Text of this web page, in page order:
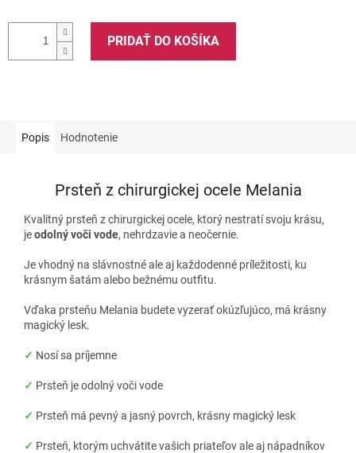
PRIDAŤ DO KOŠÍKA
Popis Hodnotenie
Prsteň z chirurgickej ocele Melania
Kvalitný prsteň z chirurgickej ocele, ktorý nestratí svoju krásu,
jeodolný voči vode, nehrdzavie a neočernie.
Je vhodný na slávnostné ale aj každodenné príležitosti, ku
krásnym šatám alebo bežnému outfitu.
Vďaka prsteňu Melania budete vyzerať okúzľujúco, má krásny
magický lesk.
✓ Nosí sa príjemne
✓ Prsteň je odolný voči vode
✓ Prsteň má pevný a jasný povrch, krásny magický lesk
✓ Prsteň, ktorým uchvátite vašich priateľov ale aj nápadníkov